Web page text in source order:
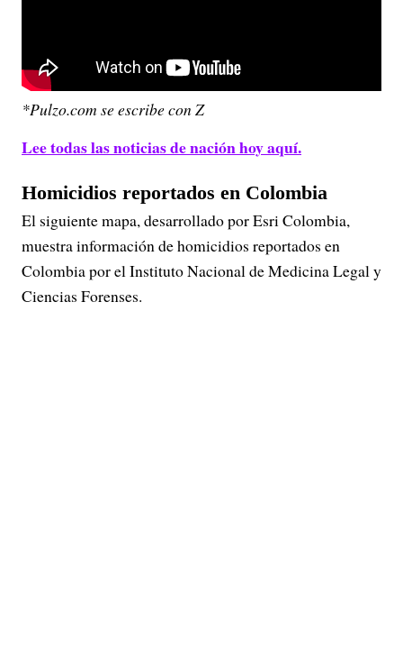
*Pulzo.com se escribe con Z
Lee todas las noticias de nación hoy aquí.
Homicidios reportados en Colombia
El siguiente mapa, desarrollado por Esri Colombia,
muestra información de homicidios reportados en
Colombia por el Instituto Nacional de Medicina Legal y
Ciencias Forenses.